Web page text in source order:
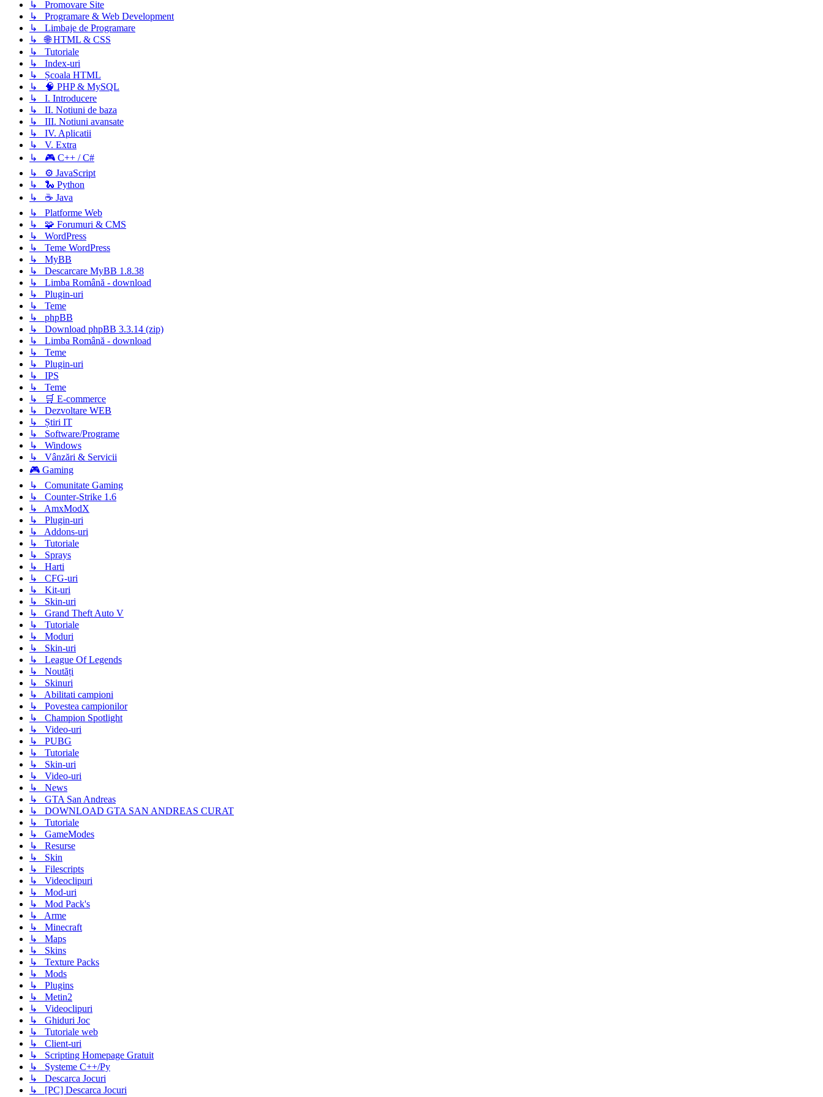
↳ Promovare Site
↳ Programare & Web Development
↳ Limbaje de Programare
↳ 🌐 HTML & CSS
↳ Tutoriale
↳ Index-uri
↳ Școala HTML
↳ 🧠 PHP & MySQL
↳ I. Introducere
↳ II. Notiuni de baza
↳ III. Notiuni avansate
↳ IV. Aplicatii
↳ V. Extra
↳ 🎮 C++ / C#
↳ ⚙️ JavaScript
↳ 🐍 Python
↳ ☕ Java
↳ Platforme Web
↳ 🧩 Forumuri & CMS
↳ WordPress
↳ Teme WordPress
↳ MyBB
↳ Descarcare MyBB 1.8.38
↳ Limba Română - download
↳ Plugin-uri
↳ Teme
↳ phpBB
↳ Download phpBB 3.3.14 (zip)
↳ Limba Română - download
↳ Teme
↳ Plugin-uri
↳ IPS
↳ Teme
↳ 🛒 E-commerce
↳ Dezvoltare WEB
↳ Știri IT
↳ Software/Programe
↳ Windows
↳ Vânzări & Servicii
🎮 Gaming
↳ Comunitate Gaming
↳ Counter-Strike 1.6
↳ AmxModX
↳ Plugin-uri
↳ Addons-uri
↳ Tutoriale
↳ Sprays
↳ Harti
↳ CFG-uri
↳ Kit-uri
↳ Skin-uri
↳ Grand Theft Auto V
↳ Tutoriale
↳ Moduri
↳ Skin-uri
↳ League Of Legends
↳ Noutăți
↳ Skinuri
↳ Abilitati campioni
↳ Povestea campionilor
↳ Champion Spotlight
↳ Video-uri
↳ PUBG
↳ Tutoriale
↳ Skin-uri
↳ Video-uri
↳ News
↳ GTA San Andreas
↳ DOWNLOAD GTA SAN ANDREAS CURAT
↳ Tutoriale
↳ GameModes
↳ Resurse
↳ Skin
↳ Filescripts
↳ Videoclipuri
↳ Mod-uri
↳ Mod Pack's
↳ Arme
↳ Minecraft
↳ Maps
↳ Skins
↳ Texture Packs
↳ Mods
↳ Plugins
↳ Metin2
↳ Videoclipuri
↳ Ghiduri Joc
↳ Tutoriale web
↳ Client-uri
↳ Scripting Homepage Gratuit
↳ Systeme C++/Py
↳ Descarca Jocuri
↳ [PC] Descarca Jocuri